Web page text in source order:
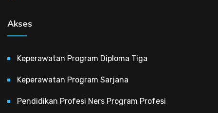
Akses
Keperawatan Program Diploma Tiga
Keperawatan Program Sarjana
Pendidikan Profesi Ners Program Profesi